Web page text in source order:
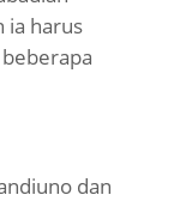
ia harus
dan